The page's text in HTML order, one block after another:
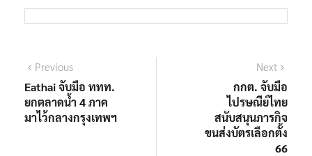
แนะแนว
เรื่อง
PreviousPrevious
post:
Eathai จับมือ ททท.
ยกตลาดน้ำ 4 ภาค
มาไว้กลางกรุงเทพฯ
Next
กกต. จับมือ
ไปรษณีย์ไทย
สนับสนุนภารกิจ
ขนส่งบัตรเลือกตั้ง
66